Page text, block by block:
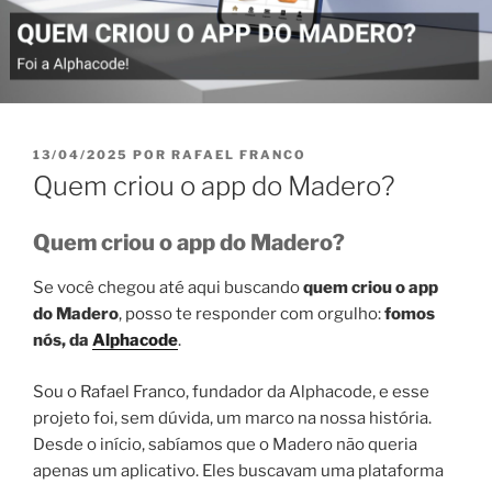
PUBLICADO
EM
13/04/2025 POR RAFAEL FRANCO
Quem criou o app do Madero?
Quem criou o app do Madero?
Se você chegou até aqui buscandoquem criou o app
do Madero, posso te responder com orgulho:fomos
nós, da Alphacode.
Sou o Rafael Franco, fundador da Alphacode, e esse
projeto foi, sem dúvida, um marco na nossa história.
Desde o início, sabíamos que o Madero não queria
apenas um aplicativo. Eles buscavam uma plataforma